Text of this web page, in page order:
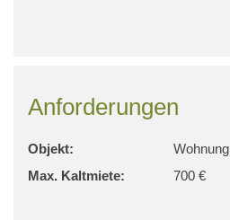
Anforderungen
Objekt:
Wohnung
Max. Kaltmiete:
700 €